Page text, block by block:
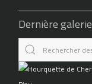
Dernière